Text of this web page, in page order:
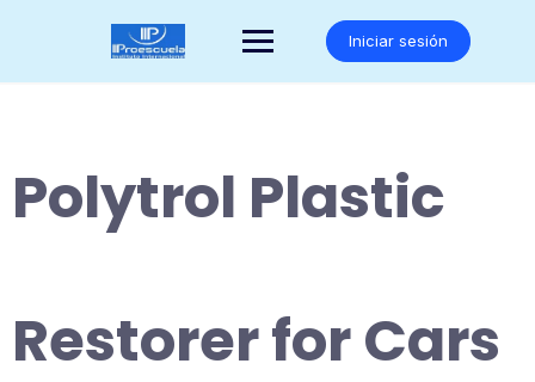
Iniciar sesión
Polytrol Plastic
Restorer for Cars